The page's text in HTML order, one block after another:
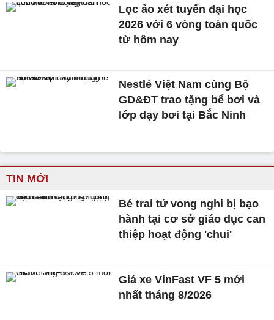
Lọc ảo xét tuyển đại học
2026 với 6 vòng toàn quốc
từ hôm nay
Nestlé Việt Nam cùng Bộ
GD&ĐT trao tặng bể bơi và
lớp dạy bơi tại Bắc Ninh
TIN MỚI
Bé trai tử vong nghi bị bạo
hành tại cơ sở giáo dục can
thiệp hoạt động 'chui'
Giá xe VinFast VF 5 mới
nhất tháng 8/2026